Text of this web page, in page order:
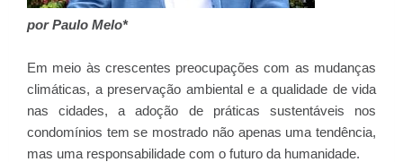
por Paulo Melo*
Em meio às crescentes preocupações com as mudanças
climáticas, a preservação ambiental e a qualidade de vida
nas cidades, a adoção de práticas sustentáveis nos
condomínios tem se mostrado não apenas uma tendência,
mas uma responsabilidade com o futuro da humanidade.